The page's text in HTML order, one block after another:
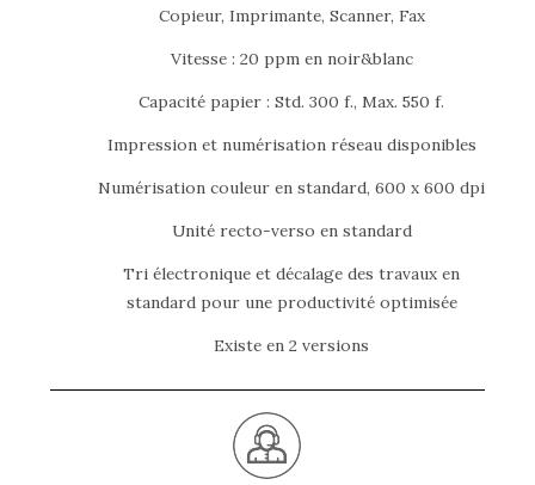
Copieur, Imprimante, Scanner, Fax
Vitesse : 20 ppm en noir&blanc
Capacité papier : Std. 300 f., Max. 550 f.
Impression et numérisation réseau disponibles
Numérisation couleur en standard, 600 x 600 dpi
Unité recto-verso en standard
Tri électronique et décalage des travaux en
standard pour une productivité optimisée
Existe en 2 versions